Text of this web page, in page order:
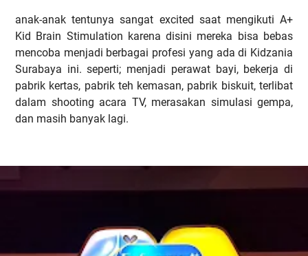
anak-anak tentunya sangat excited saat mengikuti A+
Kid Brain Stimulation karena disini mereka bisa bebas
mencoba menjadi berbagai profesi yang ada di Kidzania
Surabaya ini. seperti; menjadi perawat bayi, bekerja di
pabrik kertas, pabrik teh kemasan, pabrik biskuit, terlibat
dalam shooting acara TV, merasakan simulasi gempa,
dan masih banyak lagi.